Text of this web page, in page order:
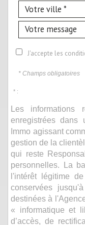
J'accepte les
* Champs obligatoires
* :
Les informations
enregistrées dans
Immo agissant
gestion de la
qui reste
personnelles. La
l'intérêt légitime
conservées
destinées à
« informatique et
d’accès, de